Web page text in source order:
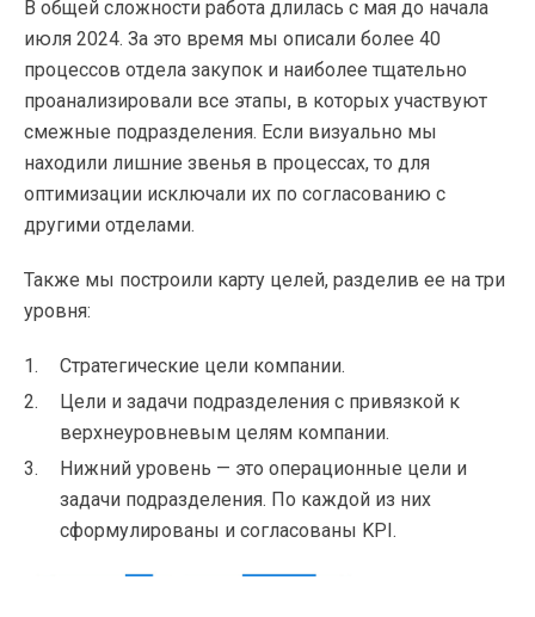
В общей сложности работа длилась с мая до начала
июля 2024. За это время мы описали более 40
процессов отдела закупок и наиболее тщательно
проанализировали все этапы, в которых участвуют
смежные подразделения. Если визуально мы
находили лишние звенья в процессах, то для
оптимизации исключали их по согласованию с
другими отделами.
Также мы построили карту целей, разделив ее на три
уровня:
Стратегические цели компании.
Цели и задачи подразделения с привязкой к
верхнеуровневым целям компании.
Нижний уровень — это операционные цели и
задачи подразделения. По каждой из них
сформулированы и согласованы KPI.